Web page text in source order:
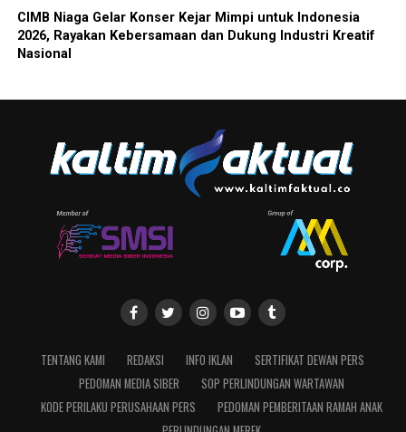
CIMB Niaga Gelar Konser Kejar Mimpi untuk Indonesia
2026, Rayakan Kebersamaan dan Dukung Industri Kreatif
Nasional
TENTANG KAMI REDAKSI INFO IKLAN
SERTIFIKAT DEWAN PERS
PEDOMAN MEDIA SIBER
SOP PERLINDUNGAN WARTAWAN
KODE PERILAKU PERUSAHAAN PERS
PEDOMAN PEMBERITAAN RAMAH ANAK